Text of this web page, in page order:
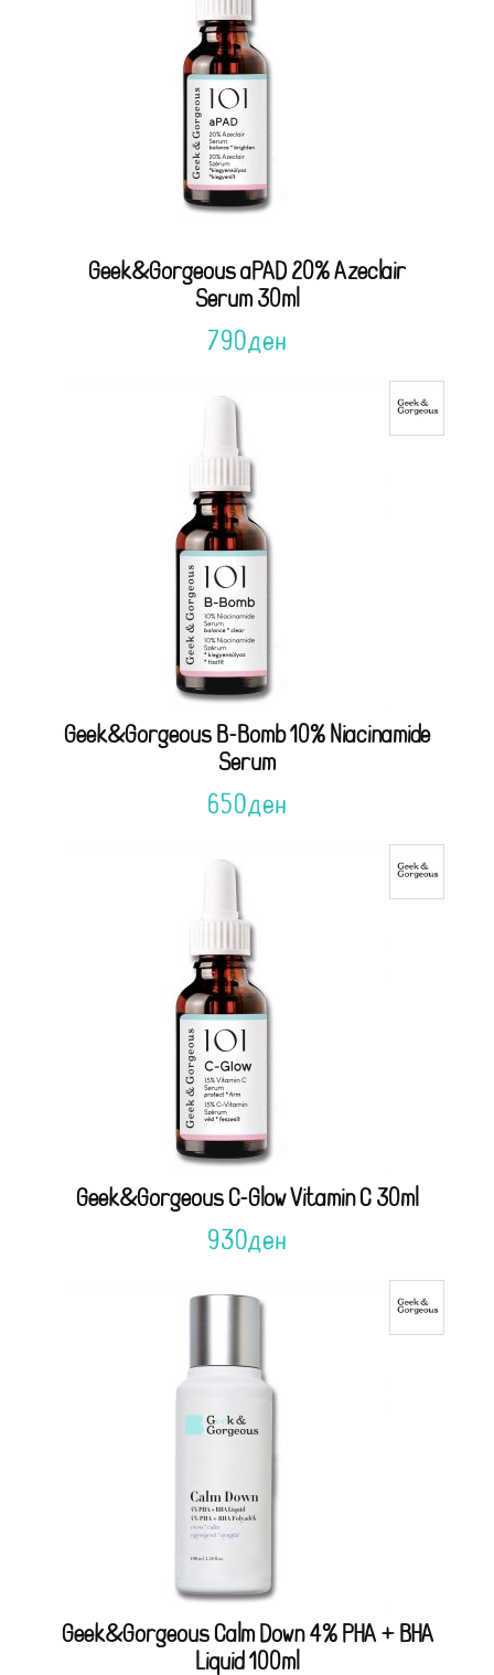
Geek&Gorgeous aPAD 20% Azeclair
Serum 30ml
790ден
Geek&Gorgeous B-Bomb 10% Niacinamide
Serum
650ден
Geek&Gorgeous C-Glow Vitamin C 30ml
930ден
Geek&Gorgeous Calm Down 4% PHA + BHA
Liquid 100ml